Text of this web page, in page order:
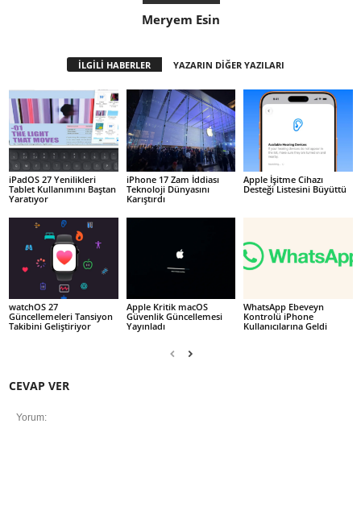
Meryem Esin
İLGİLİ HABERLER YAZARIN DİĞER YAZILARI
iPadOS 27 Yenilikleri
Tablet Kullanımını Baştan
Yaratıyor
iPhone 17 Zam İddiası
Teknoloji Dünyasını
Karıştırdı
Apple İşitme Cihazı
Desteği Listesini Büyüttü
watchOS 27
Güncellemeleri Tansiyon
Takibini Geliştiriyor
Apple Kritik macOS
Güvenlik Güncellemesi
Yayınladı
WhatsApp Ebeveyn
Kontrolü iPhone
Kullanıcılarına Geldi
CEVAP VER